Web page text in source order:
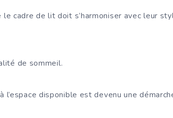
cadre de lit doit s’harmoniser avec leur
de sommeil.
disponible est devenu une